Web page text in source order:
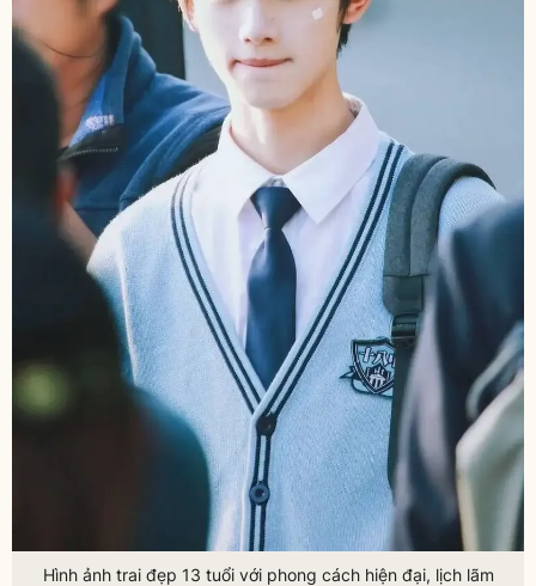
Hình ảnh trai đẹp 13 tuổi với phong cách hiện đại, lịch lãm